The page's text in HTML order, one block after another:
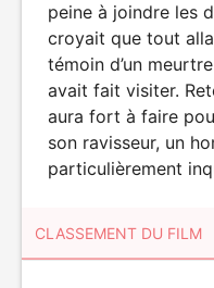
peine à joindre les
croyait que tout
témoin d’un
avait fait visiter.
aura fort à faire
son ravisseur, un
particulièrement
CLASSEMENT DU FILM